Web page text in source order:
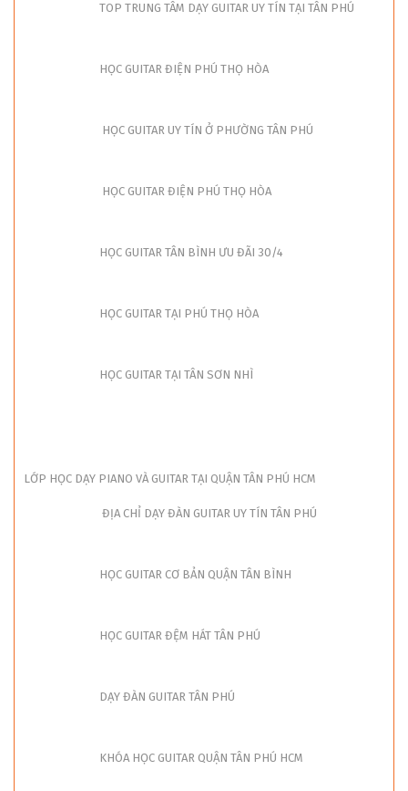
TOP TRUNG TÂM DẠY GUITAR UY TÍN TẠI TÂN PHÚ
HỌC GUITAR ĐIỆN PHÚ THỌ HÒA
HỌC GUITAR UY TÍN Ở PHƯỜNG TÂN PHÚ
HỌC GUITAR ĐIỆN PHÚ THỌ HÒA
HỌC GUITAR TÂN BÌNH ƯU ĐÃI 30/4
HỌC GUITAR TẠI PHÚ THỌ HÒA
HỌC GUITAR TẠI TÂN SƠN NHÌ
LỚP HỌC DẠY PIANO VÀ GUITAR TẠI QUẬN TÂN PHÚ HCM
ĐỊA CHỈ DẠY ĐÀN GUITAR UY TÍN TÂN PHÚ
HỌC GUITAR CƠ BẢN QUẬN TÂN BÌNH
HỌC GUITAR ĐỆM HÁT TÂN PHÚ
DẠY ĐÀN GUITAR TÂN PHÚ
KHÓA HỌC GUITAR QUẬN TÂN PHÚ HCM